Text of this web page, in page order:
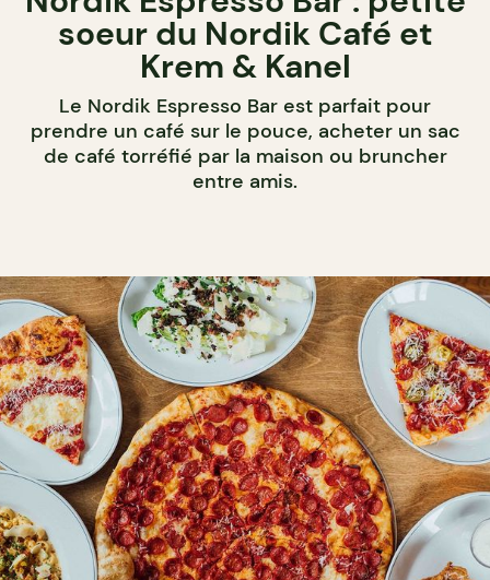
soeur du Nordik Café et
Krem & Kanel
Le Nordik Espresso Bar est parfait pour
prendre un café sur le pouce, acheter un sac
de café torréfié par la maison ou bruncher
entre amis.